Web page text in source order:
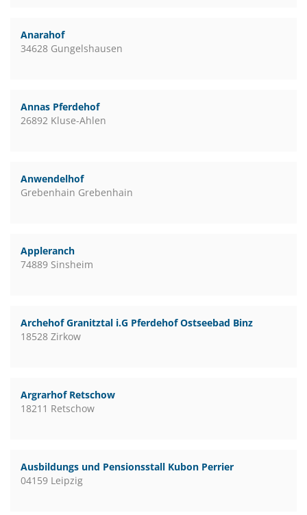
Anarahof
34628 Gungelshausen
Annas Pferdehof
26892 Kluse-Ahlen
Anwendelhof
Grebenhain Grebenhain
Appleranch
74889 Sinsheim
Archehof Granitztal i.G Pferdehof Ostseebad Binz
18528 Zirkow
Argrarhof Retschow
18211 Retschow
Ausbildungs und Pensionsstall Kubon Perrier
04159 Leipzig